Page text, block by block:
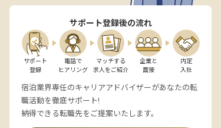
サポート登録後の流れ
サポート
登録
電話で
ヒアリング
マッチする
求人をご紹介
企業と
面接
内定
入社
宿泊業界専任のキャリアアドバイザーがあなたの転
職活動を徹底サポート!
納得できる転職先をご提案いたします。